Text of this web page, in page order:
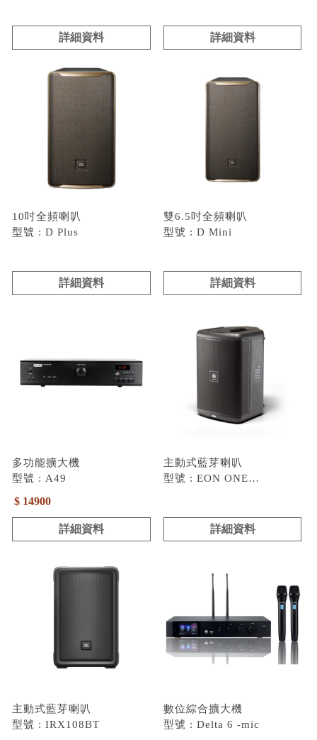
詳細資料 詳細資料
10吋全頻喇叭
型號 : D Plus
詳細資料
雙6.5吋全頻喇叭
型號 : D Mini
詳細資料
多功能擴大機
型號 : A49
$ 14900
詳細資料
主動式藍芽喇叭
型號 : EON ONE
詳細資料
主動式藍芽喇叭
型號 : IRX108BT
數位綜合擴大機
型號 : Delta 6 -mic